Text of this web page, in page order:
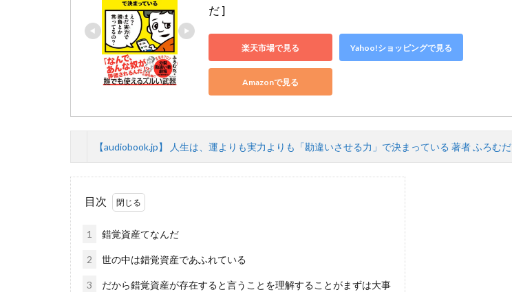
だ ]
楽天市場で見る Yahoo!ショッピングで見る
Amazonで見る
【audiobook.jp】 人生は、運よりも実力よりも「勘違いさせる力」で決まっている 著者 ふろむだ
目次
1 錯覚資産てなんだ
2 世の中は錯覚資産であふれている
3 だから錯覚資産が存在すると言うことを理解することがまずは大事